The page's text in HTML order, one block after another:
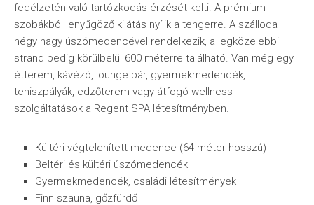
fedélzetén való tartózkodás érzését kelti. A prémium
szobákból lenyűgöző kilátás nyílik a tengerre. A szálloda
négy nagy úszómedencével rendelkezik, a legközelebbi
strand pedig körülbelül 600 méterre található. Van még egy
étterem, kávézó, lounge bár, gyermekmedencék,
teniszpályák, edzőterem vagy átfogó wellness
szolgáltatások a Regent SPA létesítményben.
Kültéri végtelenített medence (64 méter hosszú)
Beltéri és kültéri úszómedencék
Gyermekmedencék, családi létesítmények
Finn szauna, gőzfürdő